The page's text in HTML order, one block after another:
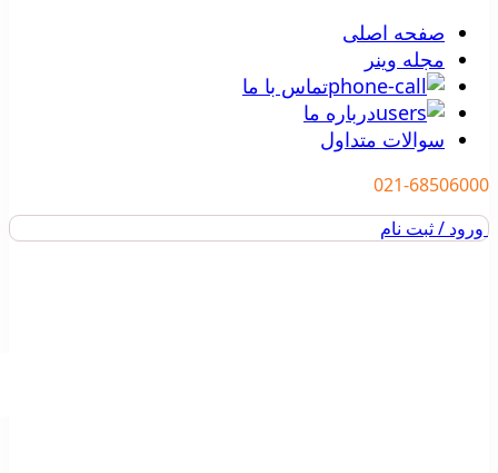
صفحه اصلی
مجله وینر
تماس با ما
درباره ما
سوالات متداول
021-68506000
ورود / ثبت نام